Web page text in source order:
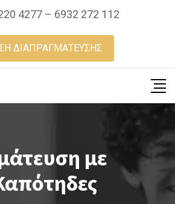
4277 – 6932 272 112
ΔΙΑΠΡΑΓΜΑΤΕΥΣΗΣ
με